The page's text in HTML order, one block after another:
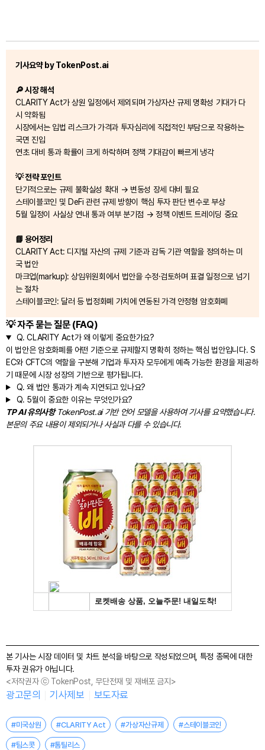
기사요약 by TokenPost.ai
🔎 시장 해석
CLARITY Act가 상원 일정에서 제외되며 가상자산 규제 명확성 기대가 다
시 약화됨
시장에서는 입법 리스크가 가격과 투자심리에 직접적인 부담으로 작용하는
국면 진입
연초 대비 통과 확률이 크게 하락하며 정책 기대감이 빠르게 냉각
💡 전략 포인트
단기적으로는 규제 불확실성 확대 → 변동성 장세 대비 필요
스테이블코인 및 DeFi 관련 규제 방향이 핵심 투자 판단 변수로 부상
5월 일정이 사실상 연내 통과 여부 분기점 → 정책 이벤트 트레이딩 중요
📘 용어정리
CLARITY Act: 디지털 자산의 규제 기준과 감독 기관 역할을 정의하는 미
국 법안
마크업(markup): 상임위원회에서 법안을 수정·검토하며 표결 일정으로 넘기
는 절차
스테이블코인: 달러 등 법정화폐 가치에 연동된 가격 안정형 암호화폐
💡 자주 묻는 질문 (FAQ)
Q. CLARITY Act가 왜 이렇게 중요한가요?
이 법안은 암호화폐를 어떤 기준으로 규제할지 명확히 정하는 핵심 법안입니다. S
EC와 CFTC의 역할을 구분해 기업과 투자자 모두에게 예측 가능한 환경을 제공하
기 때문에 시장 성장의 기반으로 평가됩니다.
Q. 왜 법안 통과가 계속 지연되고 있나요?
Q. 5월이 중요한 이유는 무엇인가요?
TP AI 유의사항TokenPost.ai 기반 언어 모델을 사용하여 기사를 요약했습니다.
본문의 주요 내용이 제외되거나 사실과 다를 수 있습니다.
본 기사는 시장 데이터 및 차트 분석을 바탕으로 작성되었으며, 특정 종목에 대한
투자 권유가 아닙니다.
<저작권자 ⓒ TokenPost, 무단전재 및 재배포 금지>
광고문의 기사제보 보도자료
#미국상원 #CLARITY Act #가상자산규제 #스테이블코인
#팀스콧 #톰틸리스